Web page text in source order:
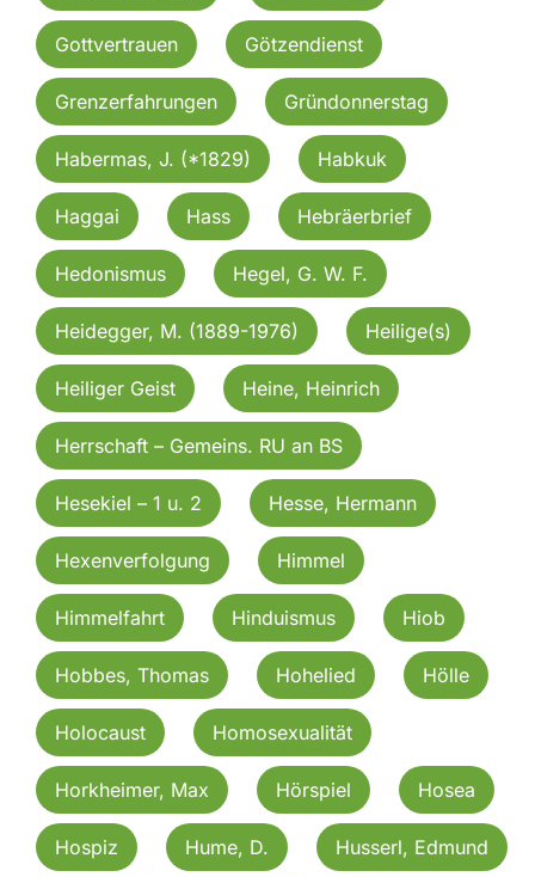
Gottvertrauen Götzendienst
Grenzerfahrungen Gründonnerstag
Habermas, J. (*1829) Habkuk
Haggai Hass Hebräerbrief
Hedonismus Hegel, G. W. F.
Heidegger, M. (1889-1976) Heilige(s)
Heiliger Geist Heine, Heinrich
Herrschaft – Gemeins. RU an BS
Hesekiel – 1 u. 2 Hesse, Hermann
Hexenverfolgung Himmel
Himmelfahrt Hinduismus Hiob
Hobbes, Thomas Hohelied Hölle
Holocaust Homosexualität
Horkheimer, Max Hörspiel Hosea
Hospiz Hume, D. Husserl, Edmund